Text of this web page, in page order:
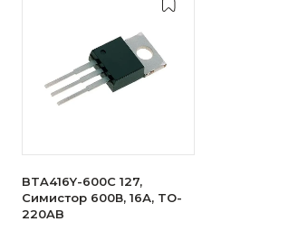
BTA416Y-600C 127,
Симистор 600В, 16А, TO-
220AB